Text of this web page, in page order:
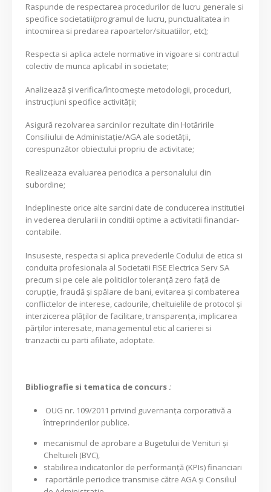
Raspunde de respectarea procedurilor de lucru generale si
specifice societatii(programul de lucru, punctualitatea in
intocmirea si predarea rapoartelor/situatiilor, etc);
Respecta si aplica actele normative in vigoare si contractul
colectiv de munca aplicabil in societate;
Analizează şi verifica/întocmeşte metodologii, proceduri,
instrucţiuni specifice activităţii;
Asigură rezolvarea sarcinilor rezultate din Hotăririle
Consiliului de Administaţie/AGA ale societăţii,
corespunzător obiectului propriu de activitate;
Realizeaza evaluarea periodica a personalului din
subordine;
Indeplineste orice alte sarcini date de conducerea institutiei
in vederea derularii in conditii optime a activitatii financiar-
contabile.
Insuseste, respecta si aplica prevederile Codului de etica si
conduita profesionala al Societatii FISE Electrica Serv SA
precum si pe cele ale politicilor toleranță zero faţă de
corupție, fraudă şi spălare de bani, evitarea și combaterea
conflictelor de interese, cadourile, cheltuielile de protocol și
interzicerea plăților de facilitare, transparența, implicarea
părților interesate, managementul etic al carierei si
tranzactii cu parti afiliate, adoptate.
Bibliografie si tematica de concurs :
OUG nr. 109/2011 privind guvernanța corporativă a
întreprinderilor publice.
mecanismul de aprobare a Bugetului de Venituri și
Cheltuieli (BVC),
stabilirea indicatorilor de performanță (KPIs) financiari
raportările periodice transmise către AGA și Consiliul